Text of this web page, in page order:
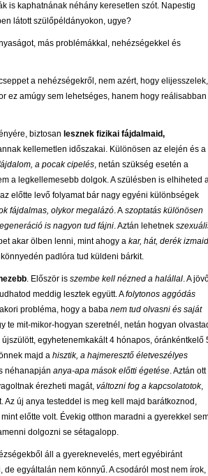
is kaphatnának néhány keresetlen szót. Napestig
látott szülőpéldányokon, ugye?
más problémákkal, nehézségekkel és
a nehézségekről, nem azért, hogy elijesszelek,
ez amúgy sem lehetséges, hanem hogy reálisabban
biztosan lesznek fizikai fájdalmaid,
kellemetlen időszakai. Különösen az elején és a
a pocak cipelés, netán szükség esetén a
a legkellemesebb dolgok. A szülésben is elhiheted
előtte levő folyamat bár nagy egyéni különbségek
fájdalmas, olykor megalázó. A szoptatás különösen
is nagyon tud fájni. Aztán lehetnek
akar ölben lenni, mint ahogy a kar, hát, derék izmaid
padlóra tud küldeni bárkit.
. Először is szembe kell nézned a halállal. A
meddig lesztek együtt. Afolytonos aggódás
probléma, hogy a baba nem tud olvasni és saját
te mit-mikor-hogyan szeretnél, netán hogyan
egyhetenemkakált 4 hónapos, óránkéntkelő
majd a hisztik, a hajmeresztő életveszélyes
néhanapján anya-apa mások előtti égetése. Aztán ott
érezheti magát, változni fog a kapcsolatotok,
Az új anya testeddel is meg kell majd barátkoznod,
mint előtte volt. Évekig otthon maradni a gyerekkel
dolgozni se sétagalopp.
áll a gyereknevelés, mert egyébiránt
egyáltalán nem könnyű. A csodáról most nem írok,